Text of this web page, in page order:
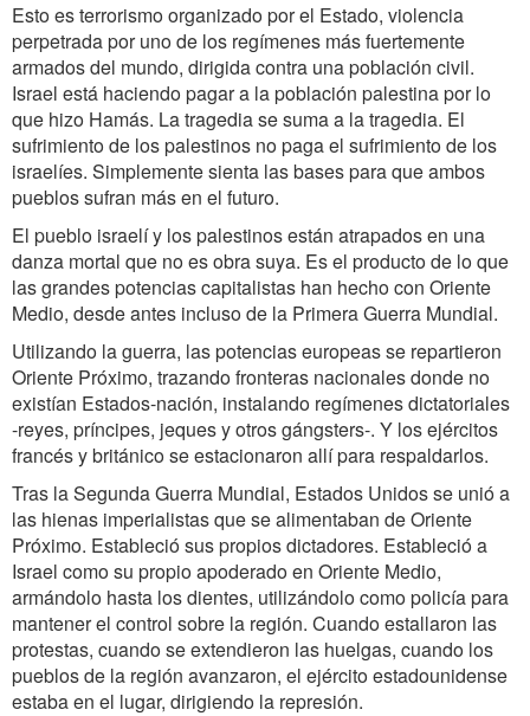
Esto es terrorismo organizado por el Estado, violencia
perpetrada por uno de los regímenes más fuertemente
armados del mundo, dirigida contra una población civil.
Israel está haciendo pagar a la población palestina por lo
que hizo Hamás. La tragedia se suma a la tragedia. El
sufrimiento de los palestinos no paga el sufrimiento de los
israelíes. Simplemente sienta las bases para que ambos
pueblos sufran más en el futuro.
El pueblo israelí y los palestinos están atrapados en una
danza mortal que no es obra suya. Es el producto de lo que
las grandes potencias capitalistas han hecho con Oriente
Medio, desde antes incluso de la Primera Guerra Mundial.
Utilizando la guerra, las potencias europeas se repartieron
Oriente Próximo, trazando fronteras nacionales donde no
existían Estados-nación, instalando regímenes dictatoriales
-reyes, príncipes, jeques y otros gángsters-. Y los ejércitos
francés y británico se estacionaron allí para respaldarlos.
Tras la Segunda Guerra Mundial, Estados Unidos se unió a
las hienas imperialistas que se alimentaban de Oriente
Próximo. Estableció sus propios dictadores. Estableció a
Israel como su propio apoderado en Oriente Medio,
armándolo hasta los dientes, utilizándolo como policía para
mantener el control sobre la región. Cuando estallaron las
protestas, cuando se extendieron las huelgas, cuando los
pueblos de la región avanzaron, el ejército estadounidense
estaba en el lugar, dirigiendo la represión.